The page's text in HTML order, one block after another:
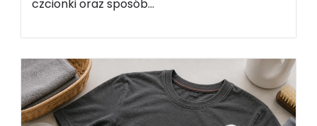
czcionki oraz sposób...